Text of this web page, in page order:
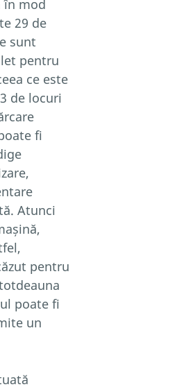
în mod
29 de
sunt
pentru
ce este
de locuri
fi
Atunci
pentru
poate fi
un